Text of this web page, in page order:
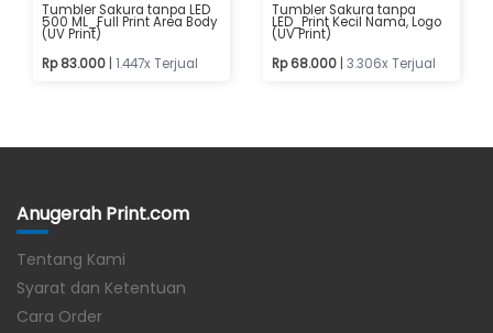
Tumbler Sakura tanpa LED
500 ML_Full Print Area Body
(UV Print)
Rp 83.000 1.447x Terjual
Tumbler Sakura tanpa
LED_Print Kecil Nama, Logo
(UV Print)
Rp 68.000 3.306x Terjual
Anugerah Print.com
Tentang Kami
Syarat dan Ketentuan
Cara Order